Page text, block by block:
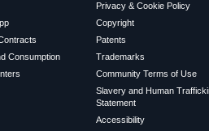
Consumption
Privacy & Cookie Policy
Copyright
Patents
Trademarks
Community Terms of Use
Slavery and Human
Statement
Accessibility